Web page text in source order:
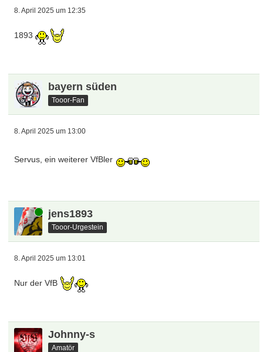
8. April 2025 um 12:35
1893
bayern süden
Tooor-Fan
8. April 2025 um 13:00
Servus, ein weiterer VfBler
Online jens1893
Tooor-Urgestein
8. April 2025 um 13:01
Nur der VfB
Johnny-s
Amatör